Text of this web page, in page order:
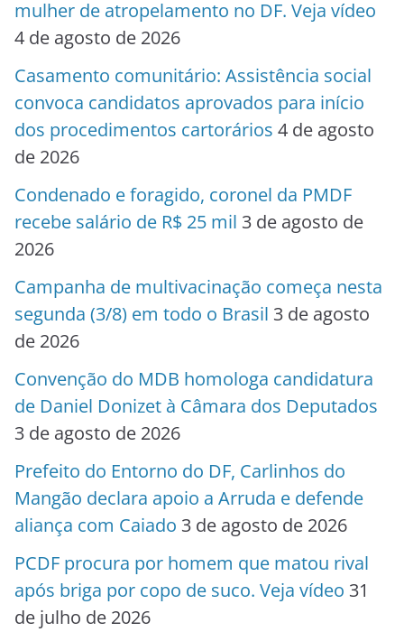
mulher de atropelamento no DF. Veja vídeo
4 de agosto de 2026
Casamento comunitário: Assistência social
convoca candidatos aprovados para início
dos procedimentos cartorários 4 de agosto
de 2026
Condenado e foragido, coronel da PMDF
recebe salário de R$ 25 mil 3 de agosto de
2026
Campanha de multivacinação começa nesta
segunda (3/8) em todo o Brasil 3 de agosto
de 2026
Convenção do MDB homologa candidatura
de Daniel Donizet à Câmara dos Deputados
3 de agosto de 2026
Prefeito do Entorno do DF, Carlinhos do
Mangão declara apoio a Arruda e defende
aliança com Caiado 3 de agosto de 2026
PCDF procura por homem que matou rival
após briga por copo de suco. Veja vídeo 31
de julho de 2026